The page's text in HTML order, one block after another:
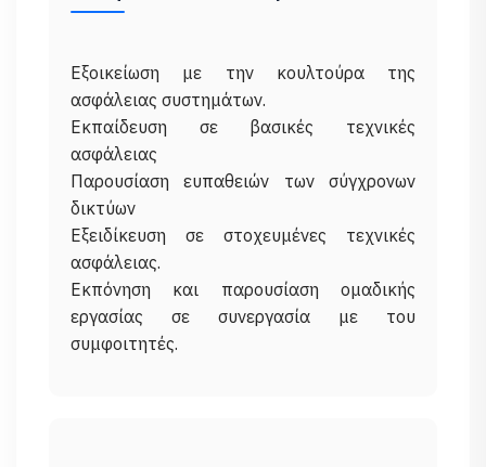
Εξοικείωση με την κουλτούρα της
ασφάλειας συστημάτων.
Εκπαίδευση σε βασικές τεχνικές
ασφάλειας
Παρουσίαση ευπαθειών των σύγχρονων
δικτύων
Εξειδίκευση σε στοχευμένες τεχνικές
ασφάλειας.
Εκπόνηση και παρουσίαση ομαδικής
εργασίας σε συνεργασία με του